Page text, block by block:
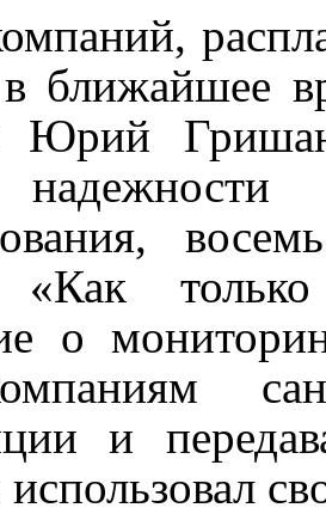
Юрий
«Как
о
и